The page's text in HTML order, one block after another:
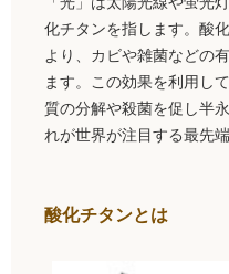
化チタンを指します。酸
より、カビや雑菌などの
ます。この効果を利用し
質の分解や殺菌を促し半
れが世界が注目する最先
酸化チタンとは